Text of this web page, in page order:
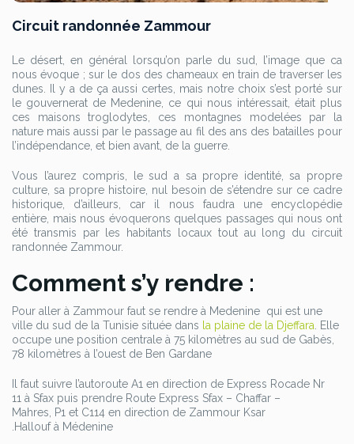
Circuit randonnée Zammour
Le désert, en général lorsqu’on parle du sud, l’image que ca
nous évoque ; sur le dos des chameaux en train de traverser les
dunes. Il y a de ça aussi certes, mais notre choix s’est porté sur
le gouvernerat de Medenine, ce qui nous intéressait, était plus
ces maisons troglodytes, ces montagnes modelées par la
nature mais aussi par le passage au fil des ans des batailles pour
l’indépendance, et bien avant, de la guerre.
Vous l’aurez compris, le sud a sa propre identité, sa propre
culture, sa propre histoire, nul besoin de s’étendre sur ce cadre
historique, d’ailleurs, car il nous faudra une encyclopédie
entière, mais nous évoquerons quelques passages qui nous ont
été transmis par les habitants locaux tout au long du circuit
randonnée Zammour.
Comment s’y rendre :
Pour aller à Zammour faut se rendre à Medenine qui est une
ville du sud de la Tunisie située dans la plaine de la Djeffara . Elle
occupe une position centrale à 75 kilomètres au sud de Gabès,
78 kilomètres à l’ouest de Ben Gardane
Il faut suivre ‫l’autoroute A1 en direction de Express Rocade Nr
11 à Sfax puis prendre Route Express Sfax – Chaffar –
Mahres, P1 et C114 en direction de Zammour Ksar
Hallouf à Médenine.